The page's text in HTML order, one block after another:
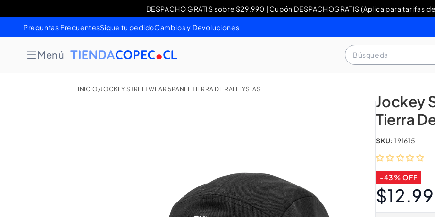
al contenido
DESPACHO GRATIS sobre $29.990 | Cupón DESPACHOGRATIS (Aplica para tarifas
Cambios y Devoluciones: contacto WhatsApp + 56 9 3460 4429 o al
Preguntas FrecuentesSigue tu pedidoCambios y Devoluciones
Menú Búsqueda
INICIO/JOCKEY STREETWEAR 5PANEL TIERRA DE RALLLYSTAS
Jockey
Tierra
SKU: 191615
-43% OFF